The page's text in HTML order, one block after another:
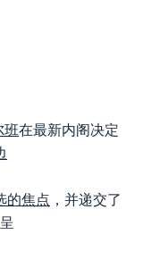
班在最新内阁决定
的焦点 ，并递交了